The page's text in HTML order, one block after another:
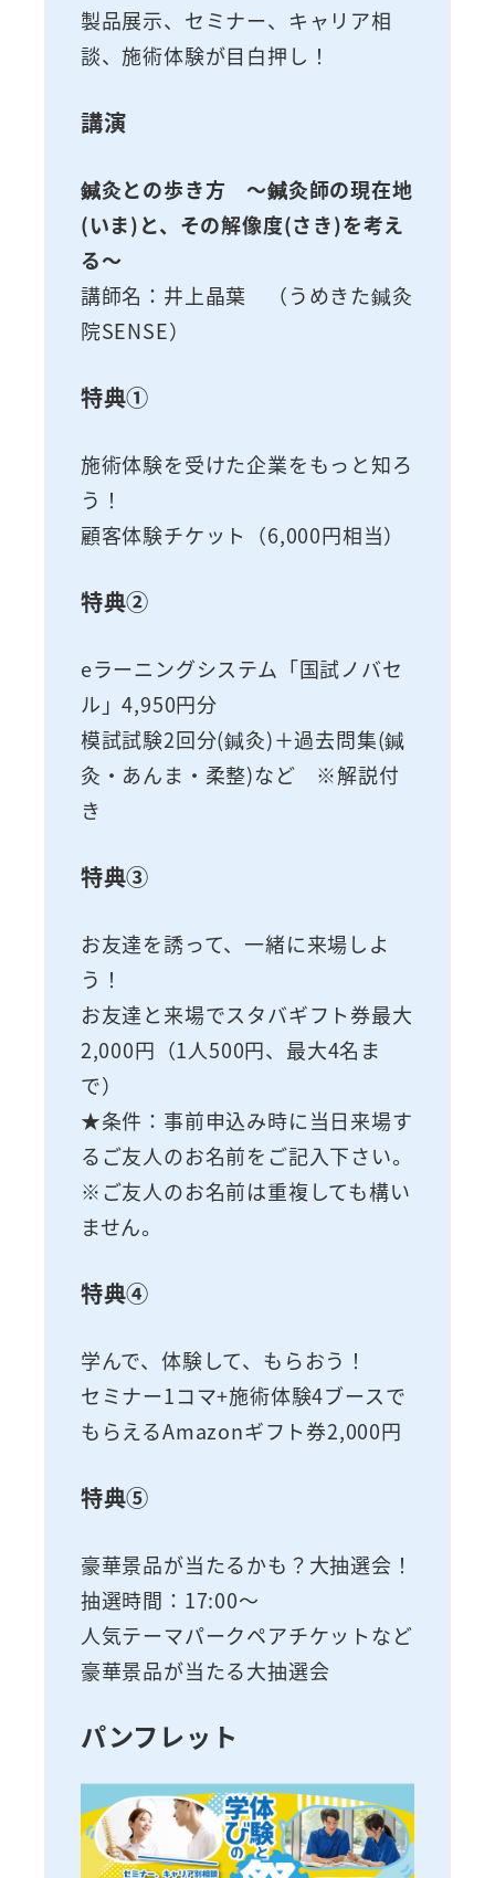
製品展示、セミナー、キャリア相
談、施術体験が目白押し！
講演
鍼灸との歩き方 ～鍼灸師の現在地
(いま)と、その解像度(さき)を考え
る～
講師名：井上晶葉 （うめきた鍼灸
院SENSE）
特典①
施術体験を受けた企業をもっと知ろ
う！
顧客体験チケット（6,000円相当）
特典②
eラーニングシステム「国試ノバセ
ル」4,950円分
模試試験2回分(鍼灸)＋過去問集(鍼
灸・あんま・柔整)など ※解説付
き
特典③
お友達を誘って、一緒に来場しよ
う！
お友達と来場でスタバギフト券最大
2,000円（1人500円、最大4名ま
で）
★条件：事前申込み時に当日来場す
るご友人のお名前をご記入下さい。
※ご友人のお名前は重複しても構い
ません。
特典④
学んで、体験して、もらおう！
セミナー1コマ+施術体験4ブースで
もらえるAmazonギフト券2,000円
特典⑤
豪華景品が当たるかも？大抽選会！
抽選時間：17:00～
人気テーマパークペアチケットなど
豪華景品が当たる大抽選会
パンフレット